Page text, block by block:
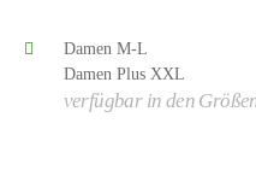
Damen M-L
Damen Plus XXL
verfügbar in den